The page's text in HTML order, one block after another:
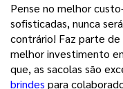
Pense no melhor
sofisticadas, nunca
contrário! Faz parte
melhor investimento
brindes